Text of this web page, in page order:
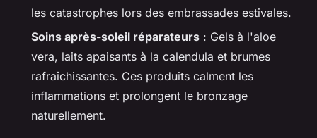
les catastrophes lors des embrassades estivales.
Soins après-soleil réparateurs : Gels à l'aloe
vera, laits apaisants à la calendula et brumes
rafraîchissantes. Ces produits calment les
inflammations et prolongent le bronzage
naturellement.